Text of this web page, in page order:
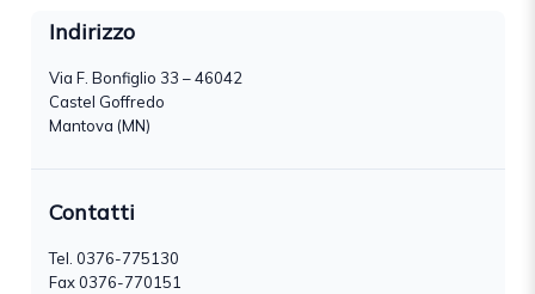
Indirizzo
Via F. Bonfiglio 33 – 46042
Castel Goffredo
Mantova (MN)
Contatti
Tel. 0376-775130
Fax 0376-770151